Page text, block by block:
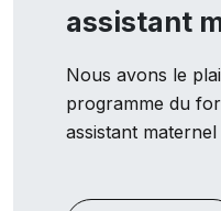
assistant
Nous avons le
programme du
assistant maternel